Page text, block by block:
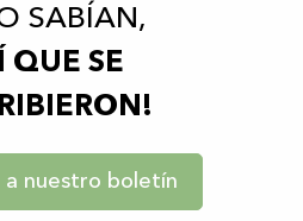
SABÍAN,
QUE SE
a nuestro boletín